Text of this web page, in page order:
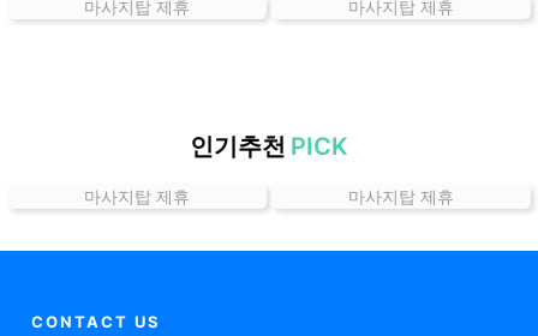
는
할
정
마사지탑 제휴 마사지탑 제휴
인기추천 PICK
마사지탑 제휴 마사지탑 제휴
CONTACT US